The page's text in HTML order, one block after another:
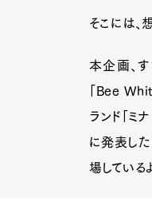
そこには、
本企画、
「Bee
ランド「ミ
に発表した
場している